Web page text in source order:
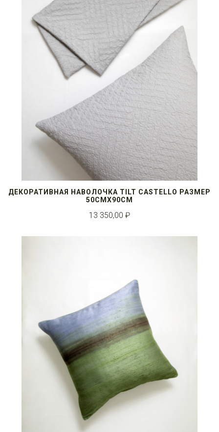
ДЕКОРАТИВНАЯ НАВОЛОЧКА TILT CASTELLO РАЗМЕР
50СМX90СМ
13 350,00 ₽